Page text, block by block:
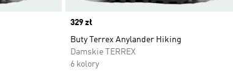
Price
329 zł
Buty Terrex Anylander Hiking
Damskie TERREX
6 kolory